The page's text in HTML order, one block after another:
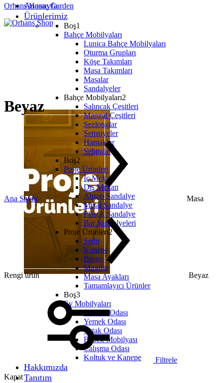
Anasayfa
Ürünlerimiz
Boş1
Bahçe Mobilyaları
Lunica Bahçe Mobilyaları
Oturma Grupları
Köşe Takımları
Masa Takımları
Masalar
Sandalyeler
Bahçe Mobilyaları2
Salıncak Çeşitleri
Mangal Çeşitleri
Şezlonglar
Şemsiyeler
Hamaklar
Sehpalar
Boş2
Proje Ürünleri
İç Mekan
Dış Mekan
Ahşap Sandalye
Metal Sandalye
Plastik Sandalye
Bar Sandalyeleri
Proje Ürünleri2
Sedir
Kanepe
Berjer
Masalar
Masa Ayakları
Tamamlayıcı Ürünler
Boş3
Ev Mobilyaları
Oturma Odası
Yemek Odası
Yatak Odası
Bebek Mobilyası
Çalışma Odası
Koltuk ve Kanepe
Hakkımızda
Tanıtım
Orhans Home Garden
Beyaz
Ana Sayfa Masa
Rengi ürün Beyaz
Filtrele
Kapat